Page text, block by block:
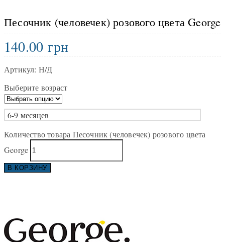
Песочник (человечек) розового цвета George
140.00грн
Артикул: Н/Д
Выберите возраст
6-9 месяцев
Количество товара Песочник (человечек) розового цвета
George
В КОРЗИНУ